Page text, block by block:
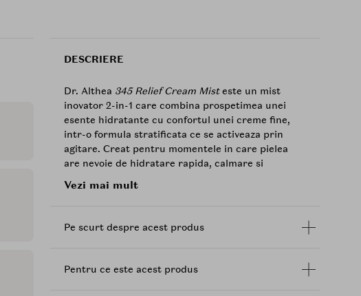
DESCRIERE
Dr. Althea 345 Relief Cream Misteste un mist
inovator 2-in-1 care combina prospetimea unei
esente hidratante cu confortul unei creme fine,
intr-o formula stratificata ce se activeaza prin
agitare. Creat pentru momentele in care pielea
are nevoie de hidratare rapida, calmare si
ten fara sa incarce, fara sa lase pelicula lipicioasa
Formula este construita pentru a functiona ca un
stratul cremos ofera o senzatie de catifelare si
Vezi mai mult
Pe scurt despre acest produs
Pentru ce este acest produs